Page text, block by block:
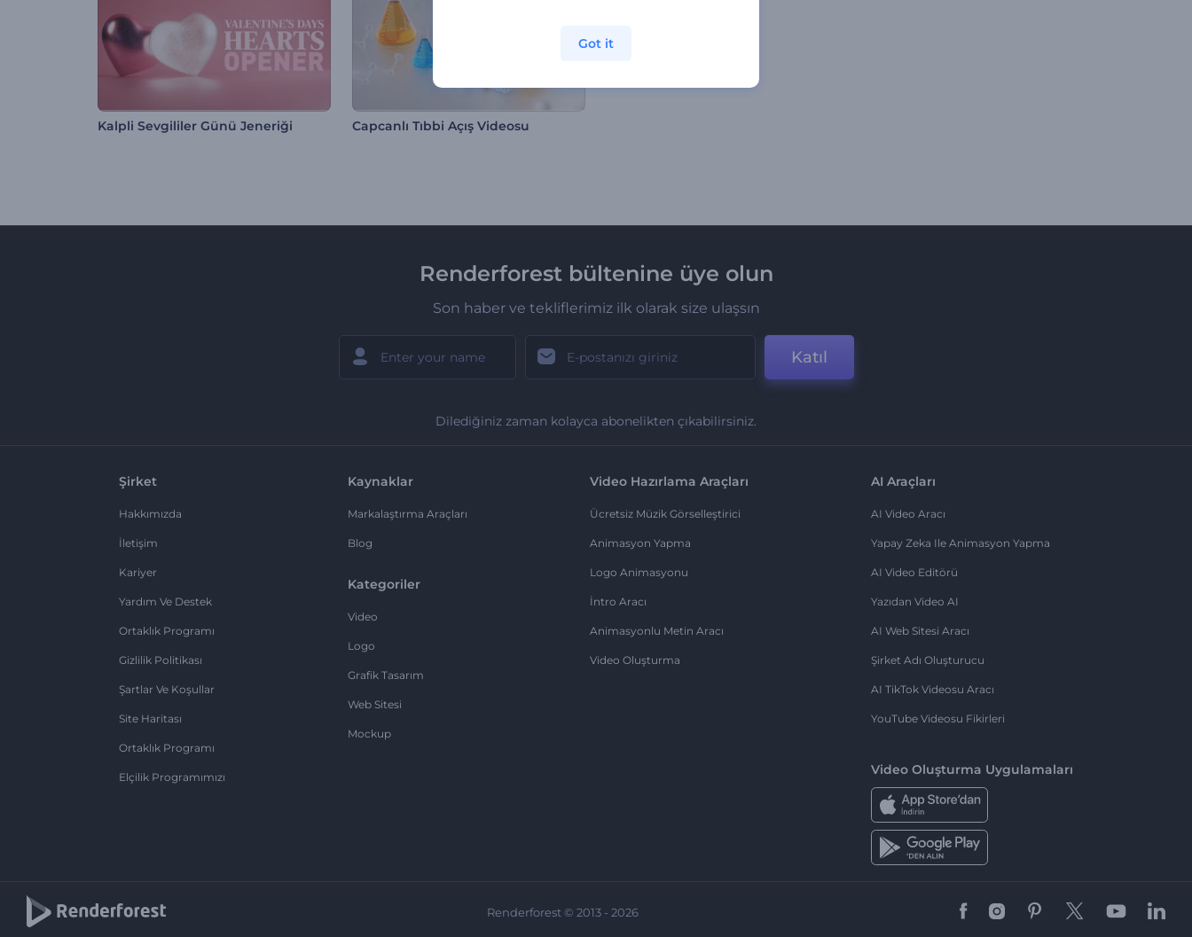
Kalpli Sevgililer Günü Jeneriği Capcanlı Tıbbi Açış Videosu
Renderforest bültenine üye olun
Son haber ve tekliflerimiz ilk olarak size ulaşsın
Katıl
Dilediğiniz zaman kolayca abonelikten çıkabilirsiniz.
Şirket
Hakkımızda
İletişim
Kariyer
Yardım Ve Destek
Ortaklık Programı
Gizlilik Politikası
Şartlar Ve Koşullar
Site Haritası
Ortaklık Programı
Elçilik Programımızı
Kaynaklar
Markalaştırma Araçları
Blog
Kategoriler
Video
Logo
Grafik Tasarım
Web Sitesi
Mockup
Video Hazırlama Araçları
Ücretsiz Müzik Görselleştirici
Animasyon Yapma
Logo Animasyonu
İntro Aracı
Animasyonlu Metin Aracı
Video Oluşturma
AI Araçları
AI Video Aracı
Yapay Zeka Ile Animasyon Yapma
AI Video Editörü
Yazıdan Video AI
AI Web Sitesi Aracı
Şirket Adı Oluşturucu
AI TikTok Videosu Aracı
YouTube Videosu Fikirleri
Video Oluşturma Uygulamaları
Renderforest © 2013 - 2026
Got it